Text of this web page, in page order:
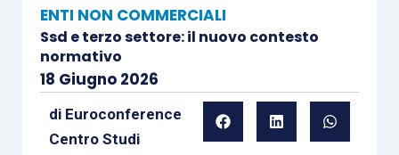
ENTI NON COMMERCIALI
Ssd e terzo settore: il nuovo contesto
normativo
18 Giugno 2026
di Euroconference
Centro Studi